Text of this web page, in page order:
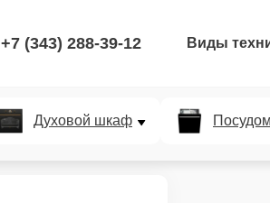
+7 (343) 288-39-12 Виды
Духовой шкаф